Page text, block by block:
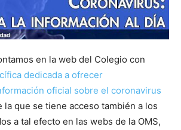
en la web del Colegio con
dedicada a ofrecer
oficial sobre el coronavirus
la que se tiene acceso también a los
a tal efecto en las webs de la OMS,